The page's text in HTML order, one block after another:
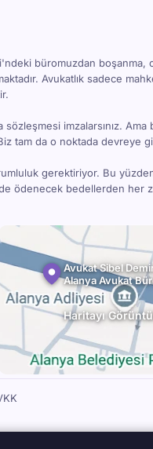
büromuzdan boşanma,
Avukatlık sadece
sözleşmesi imzalarsınız. Ama
tam da o noktada devreye
gerektiriyor. Bu yüzden
ödenecek bedellerden her
Avukat Sibel
Alanya Avukat
Haritayı